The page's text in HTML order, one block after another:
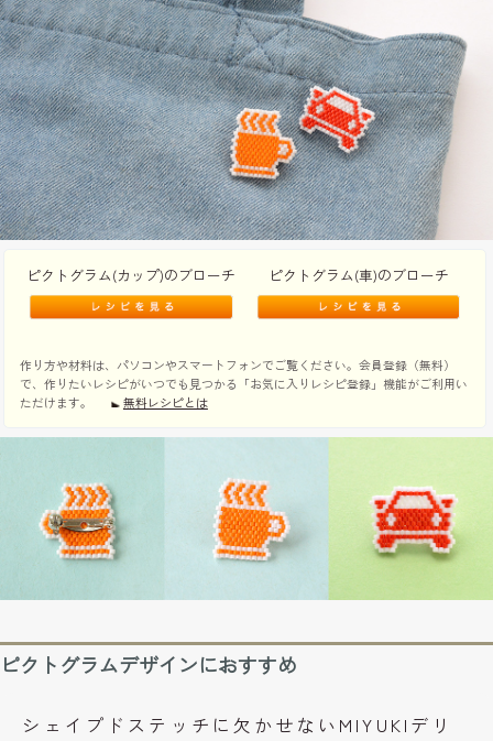
ピクトグラム(カップ)のブローチ ピクトグラム(車)のブローチ
作り方や材料は、パソコンやスマートフォンでご覧ください。会員登録（無料）
で、作りたいレシピがいつでも見つかる「お気に入りレシピ登録」機能がご利用い
ただけます。
無料レシピとは
ピクトグラムデザインにおすすめ
シェイプドステッチに欠かせないMIYUKIデリ